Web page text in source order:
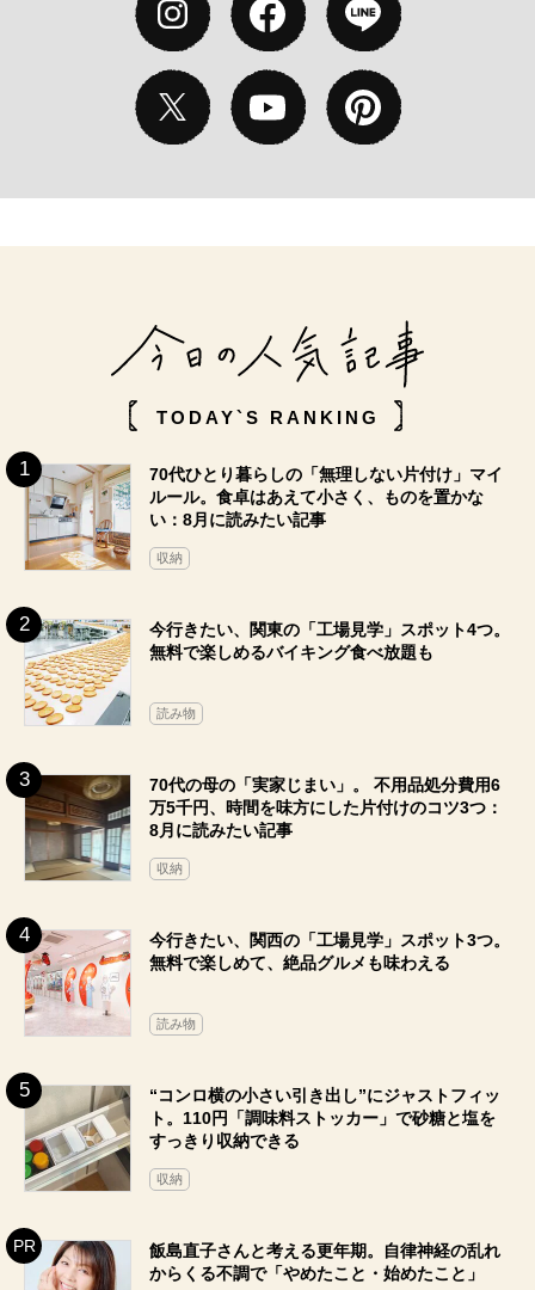
TODAY`S RANKING
70代ひとり暮らしの「無理しない片付け」マイ
ルール。食卓はあえて小さく、ものを置かな
い：8月に読みたい記事
収納
今行きたい、関東の「工場見学」スポット4つ。
無料で楽しめるバイキング食べ放題も
読み物
70代の母の「実家じまい」。 不用品処分費用6
万5千円、時間を味方にした片付けのコツ3つ：
8月に読みたい記事
収納
今行きたい、関西の「工場見学」スポット3つ。
無料で楽しめて、絶品グルメも味わえる
読み物
“コンロ横の小さい引き出し”にジャストフィッ
ト。110円「調味料ストッカー」で砂糖と塩を
すっきり収納できる
収納
飯島直子さんと考える更年期。自律神経の乱れ
からくる不調で「やめたこと・始めたこと」